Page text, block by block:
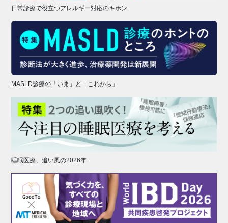
日常診療で役立つアレルギー対応のキホン
MASLD診療の「いま」と「これから」
睡眠医療、追い風の2026年